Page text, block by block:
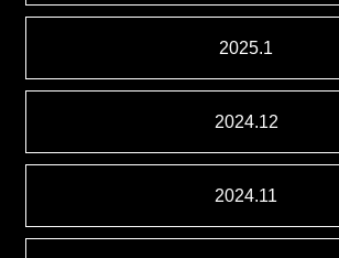
2025.1
2024.12
2024.11